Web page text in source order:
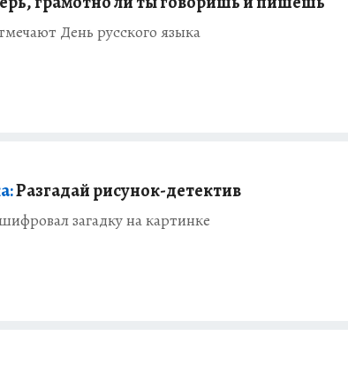
День русского языка
Разгадай рисунок-детектив
загадку на картинке